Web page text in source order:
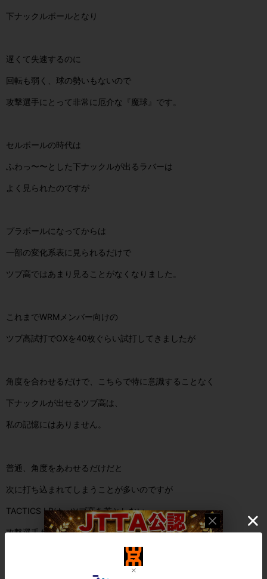
下ナックルボールとなり
遅くて失速するのに
回転も弱く、球の勢いもないので
攻撃選手にとって非常に厄介な『魔球』です。
セルボールの時代は
ふわっ〜〜とした下ナックルが出るラバーは
よく見られたのですが
プラボールになってからは
一部の変化系表に見られるだけで
ツブ高ではあまり見ることがなくなりました。
これまでWRMメンバー向けの
ツブ高試打でOXを40枚ぐらい試打してきましたが
角度を合わせるだけで、こちらで特に意識することなく
下ナックルが出せるツブ高は、
私の記憶にはありません。
普通、角度をあわせるだけだと
次に打ち込まれてしまうことが多いのですが
TACTICS LPは、ツブ高を苦としない
攻撃選手も術中に嵌てしまうツブ高ラバーなのです。